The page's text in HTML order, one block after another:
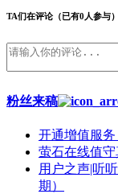
TA们在评论 （已有0人参与）
粉丝来稿
开通增值服
萤石在线值
用户之声|听
期）